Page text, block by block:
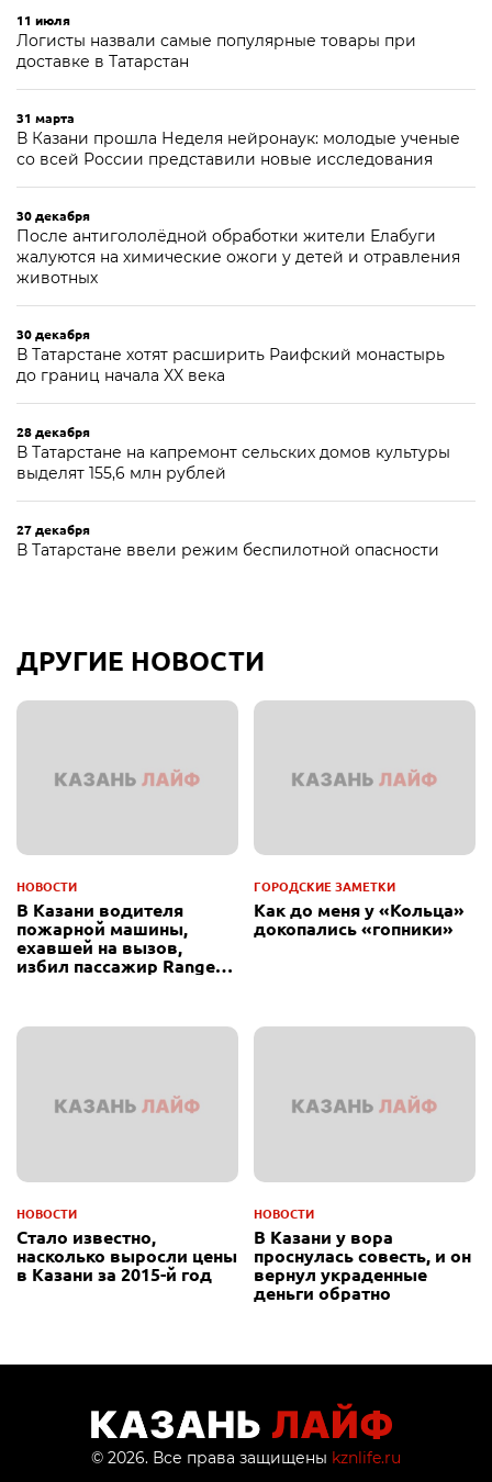
11 июля
Логисты назвали самые популярные товары при
доставке в Татарстан
31 марта
В Казани прошла Неделя нейронаук: молодые ученые
со всей России представили новые исследования
30 декабря
После антигололёдной обработки жители Елабуги
жалуются на химические ожоги у детей и отравления
животных
30 декабря
В Татарстане хотят расширить Раифский монастырь
до границ начала XX века
28 декабря
В Татарстане на капремонт сельских домов культуры
выделят 155,6 млн рублей
27 декабря
В Татарстане ввели режим беспилотной опасности
ДРУГИЕ НОВОСТИ
НОВОСТИ
В Казани водителя
пожарной машины,
ехавшей на вызов,
избил пассажир Range
ГОРОДСКИЕ ЗАМЕТКИ
Как до меня у «Кольца»
докопались «гопники»
НОВОСТИ
Стало известно,
насколько выросли цены
в Казани за 2015-й год
НОВОСТИ
В Казани у вора
проснулась совесть, и он
вернул украденные
деньги обратно
© 2026. Все права защищены kznlife.ru